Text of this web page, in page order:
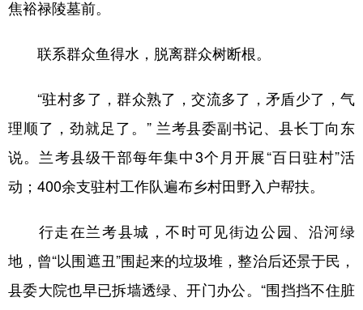
焦裕禄陵墓前。
联系群众鱼得水，脱离群众树断根。
“驻村多了，群众熟了，交流多了，矛盾少了，气
理顺了，劲就足了。” 兰考县委副书记、县长丁向东
说。兰考县级干部每年集中3个月开展“百日驻村”活
动；400余支驻村工作队遍布乡村田野入户帮扶。
行走在兰考县城，不时可见街边公园、沿河绿
地，曾“以围遮丑”围起来的垃圾堆，整治后还景于民，
县委大院也早已拆墙透绿、开门办公。“围挡挡不住脏